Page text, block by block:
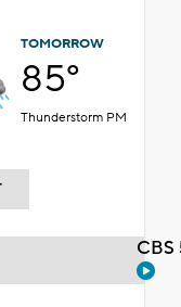
TOMORROW
85°
Thunderstorm PM